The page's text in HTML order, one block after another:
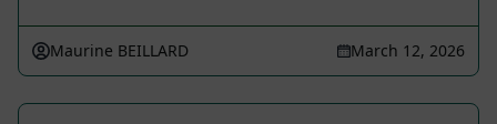
Maurine BEILLARD March 12, 2026